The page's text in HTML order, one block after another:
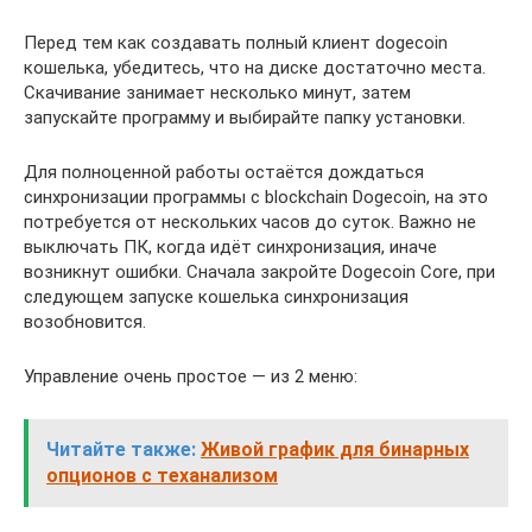
Перед тем как создавать полный клиент dogecoin
кошелька, убедитесь, что на диске достаточно места.
Скачивание занимает несколько минут, затем
запускайте программу и выбирайте папку установки.
Для полноценной работы остаётся дождаться
синхронизации программы с blockchain Dogecoin, на это
потребуется от нескольких часов до суток. Важно не
выключать ПК, когда идёт синхронизация, иначе
возникнут ошибки. Сначала закройте Dogecoin Core, при
следующем запуске кошелька синхронизация
возобновится.
Управление очень простое — из 2 меню:
Читайте также: Живой график для бинарных
опционов с теханализом